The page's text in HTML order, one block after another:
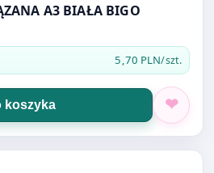
A3 BIAŁA BIGO
5,70 PLN/szt.
koszyka
A5 20 KOSZ. PATIO